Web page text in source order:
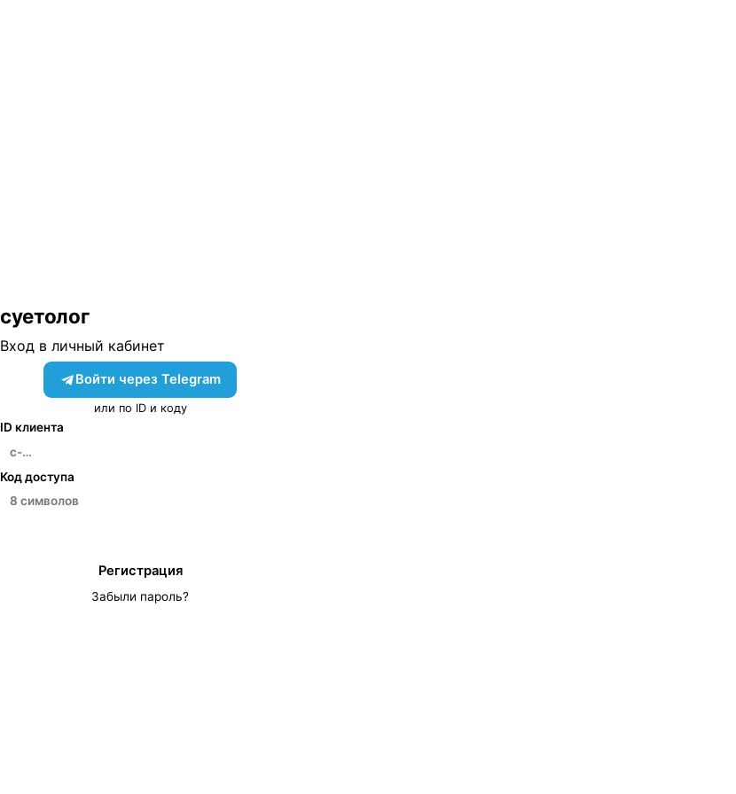
суетолог
Вход в личный кабинет
Войти через Telegram
или по ID и коду
ID клиента
Код доступа
Регистрация
Забыли пароль?